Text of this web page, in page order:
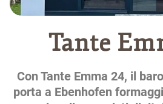
Tante
Con Tante Emma 24, il
porta a Ebenhofen